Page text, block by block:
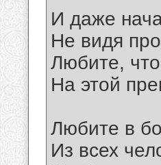
И даже
Не видя
Любите,
На этой
Любите в
Из всех